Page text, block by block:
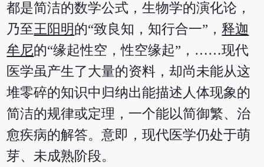
都是简洁的数学公式，生物学的演化论，
乃至王阳明的“致良知，知行合一”，释迦
牟尼的“缘起性空，性空缘起”，……现代
医学虽产生了大量的资料，却尚未能从这
堆零碎的知识中归纳出能描述人体现象的
简洁的规律或定理，一个能以简御繁、治
愈疾病的解答。意即，现代医学仍处于萌
芽、未成熟阶段。